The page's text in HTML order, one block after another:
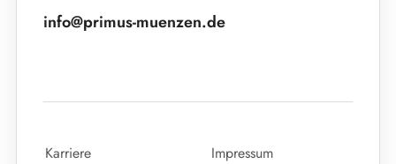
info@primus-muenzen.de
Karriere
Impressum